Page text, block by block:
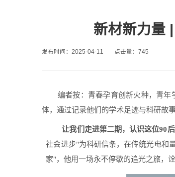
新材新力量
发布时间：2025-04-11 点击量： 745
编者按：青春孕育创新火种，青年
体，通过记录他们的学术足迹与科研故
让我们走进第二期，认识这位90
社会进步"为科研信条，在传统光电和
家"，他用一场永不停歇的追光之旅，